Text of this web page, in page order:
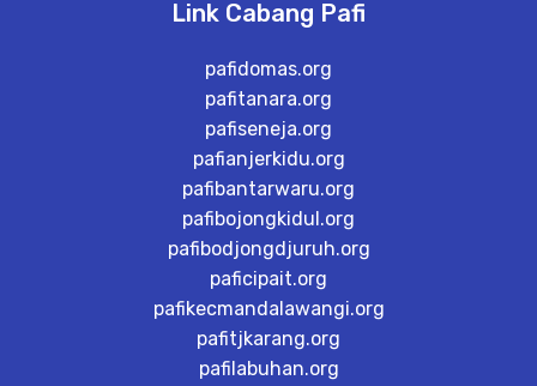
Link Cabang Pafi
pafidomas.org
pafitanara.org
pafiseneja.org
pafianjerkidu.org
pafibantarwaru.org
pafibojongkidul.org
pafibodjongdjuruh.org
paficipait.org
pafikecmandalawangi.org
pafitjkarang.org
pafilabuhan.org